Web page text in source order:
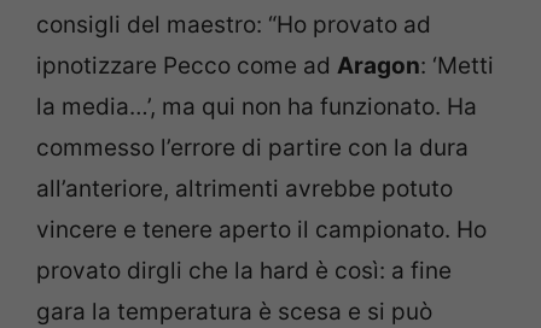
consigli del maestro: “Ho provato ad
ipnotizzare Pecco come ad Aragon: ‘Metti
la media…’, ma qui non ha funzionato. Ha
commesso l’errore di partire con la dura
all’anteriore, altrimenti avrebbe potuto
vincere e tenere aperto il campionato. Ho
provato dirgli che la hard è così: a fine
gara la temperatura è scesa e si può